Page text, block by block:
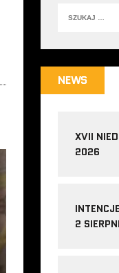
NEWS
XVII
2026
2